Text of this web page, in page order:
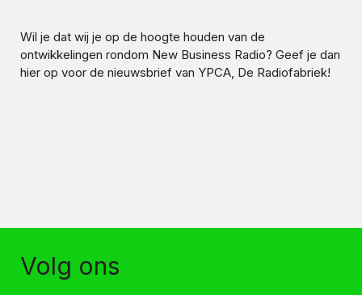
Wil je dat wij je op de hoogte houden van de
ontwikkelingen rondom New Business Radio? Geef je dan
hier op voor de nieuwsbrief van YPCA, De Radiofabriek!
Volg ons